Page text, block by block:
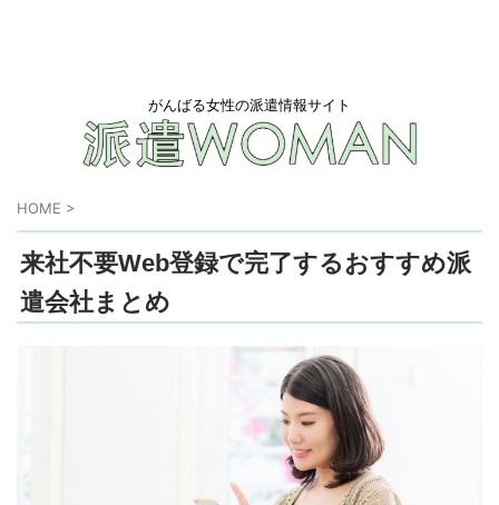
がんばる女性の派遣情報サイト
HOME >
来社不要Web登録で完了するおすすめ派
遣会社まとめ